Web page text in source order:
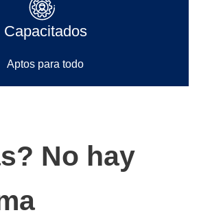
Capacitados
Aptos para todo
No hay